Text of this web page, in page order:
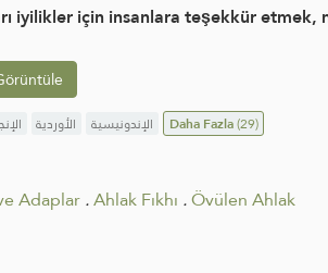
iyilikler için insanlara teşekkür
الأوردية الإندونيسية Daha Fazla(29)
Adaplar.Ahlak Fıkhı .Övülen Ahlak